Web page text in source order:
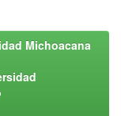
Michoacana